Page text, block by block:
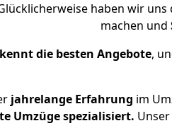
haben wir
machen und
die besten Angebote,
jahrelange Erfahrung im
Umzüge spezialisiert.